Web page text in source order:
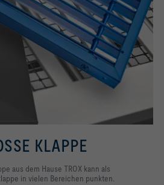
KLAPPE
aus dem Hause TROX kann als
in vielen Bereichen punkten.